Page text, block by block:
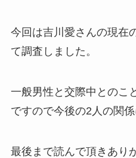
今回は吉川愛さんの現在
て調査しました。
一般男性と交際中とのこ
ですので今後の2人の関
最後まで読んで頂きあり